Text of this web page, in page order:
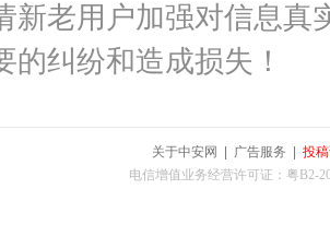
新老用户加强对信息真
的纠纷和造成损失！
关于中安网 广告服务
投
电信增值业务经营许可证：粤